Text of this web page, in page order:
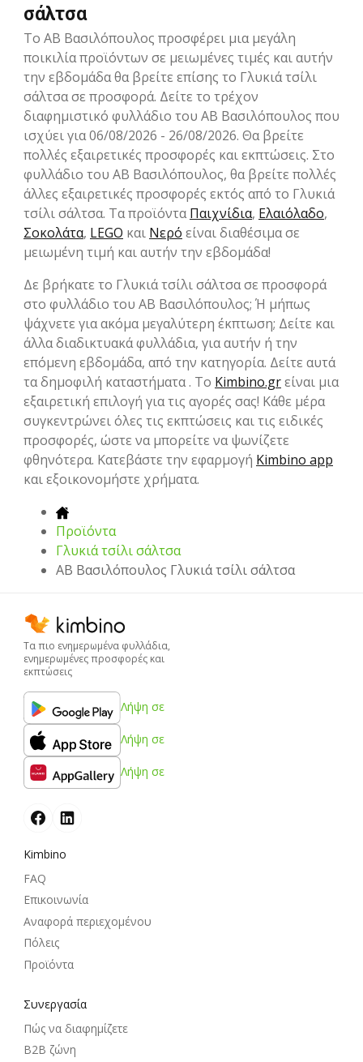
σάλτσα
Το ΑΒ Βασιλόπουλος προσφέρει μια μεγάλη
ποικιλία προϊόντων σε μειωμένες τιμές και αυτήν
την εβδομάδα θα βρείτε επίσης το Γλυκιά τσίλι
σάλτσα σε προσφορά. Δείτε το τρέχον
διαφημιστικό φυλλάδιο του ΑΒ Βασιλόπουλος που
ισχύει για 06/08/2026 - 26/08/2026. Θα βρείτε
πολλές εξαιρετικές προσφορές και εκπτώσεις. Στο
φυλλάδιο του ΑΒ Βασιλόπουλος, θα βρείτε πολλές
άλλες εξαιρετικές προσφορές εκτός από το Γλυκιά
τσίλι σάλτσα. Τα προϊόνταΠαιχνίδια, Ελαιόλαδο,
Σοκολάτα, LEGO και Νερό είναι διαθέσιμα σε
μειωμένη τιμή και αυτήν την εβδομάδα!
Δε βρήκατε το Γλυκιά τσίλι σάλτσα σε προσφορά
στο φυλλάδιο του ΑΒ Βασιλόπουλος; Ή μήπως
ψάχνετε για ακόμα μεγαλύτερη έκπτωση; Δείτε και
άλλα διαδικτυακά φυλλάδια, για αυτήν ή την
επόμενη εβδομάδα, από την κατηγορία. Δείτε αυτά
τα δημοφιλή καταστήματα . Το Kimbino.grείναι μια
εξαιρετική επιλογή για τις αγορές σας! Κάθε μέρα
συγκεντρώνει όλες τις εκπτώσεις και τις ειδικές
προσφορές, ώστε να μπορείτε να ψωνίζετε
φθηνότερα. Κατεβάστε την εφαρμογή Kimbino app
και εξοικονομήστε χρήματα.
Προϊόντα
Γλυκιά τσίλι σάλτσα
ΑΒ Βασιλόπουλος Γλυκιά τσίλι σάλτσα
Τα πιο ενημερωμένα φυλλάδια,
ενημερωμένες προσφορές και
εκπτώσεις
Λήψη σε
Λήψη σε
Λήψη σε
Kimbino
FAQ
Επικοινωνία
Αναφορά περιεχομένου
Πόλεις
Προϊόντα
Συνεργασία
Πώς να διαφημίζετε
B2B ζώνη